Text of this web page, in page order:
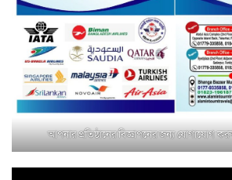
ক্ষমতার দাপট ও
গায়েব করে
রিপোর্ট
মুক্তাগাছায় জুলাই
জিয়ারত ও পৌর
শহিদুল ইসলাম
আপনার প্রতিষ্ঠানের বিজ্ঞাপনের জন্য যোগাযোগ